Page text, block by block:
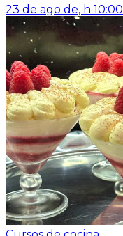
23 de ago de, h 10:00